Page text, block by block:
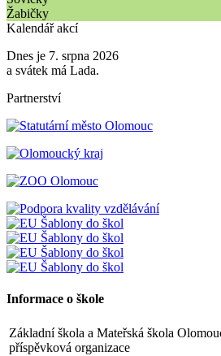
Žabičky
Kalendář akcí
Dnes je 7. srpna 2026
a svátek má Lada.
Partnerství
Informace o škole
Základní škola a Mateřská škola
příspěvková organizace